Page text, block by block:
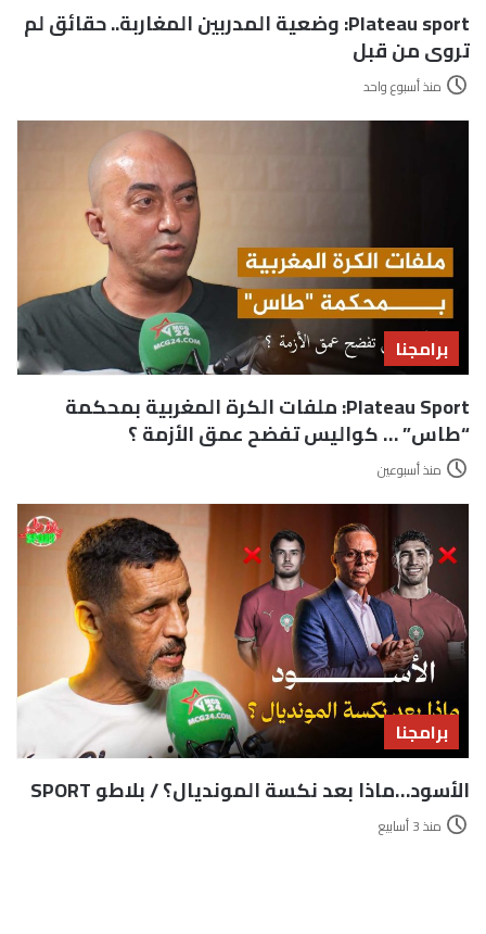
Plateau sport: وضعية المدربين المغاربة.. حقائق لم
تروى من قبل
منذ أسبوع واحد
برامجنا
Plateau Sport: ملفات الكرة المغربية بمحكمة
“طاس” … كواليس تفضح عمق الأزمة ؟
منذ أسبوعين
برامجنا
الأسود…ماذا بعد نكسة المونديال؟ / بلاطو SPORT
منذ 3 أسابيع